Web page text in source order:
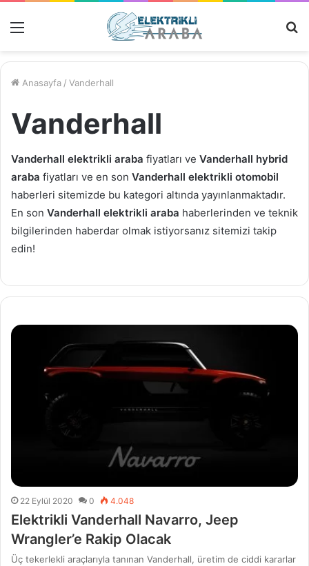
Menü
Anasayfa / Vanderhall
Vanderhall
Vanderhall elektrikli araba fiyatları ve Vanderhall hybrid
araba fiyatları ve en son Vanderhall elektrikli otomobil
haberleri sitemizde bu kategori altında yayınlanmaktadır.
En son Vanderhall elektrikli araba haberlerinden ve teknik
bilgilerinden haberdar olmak istiyorsanız sitemizi takip
edin!
22 Eylül 2020 0 4.048
Elektrikli Vanderhall Navarro, Jeep
Wrangler’e Rakip Olacak
Üç tekerlekli araçlarıyla tanınan Vanderhall, üretim de ciddi kararlar